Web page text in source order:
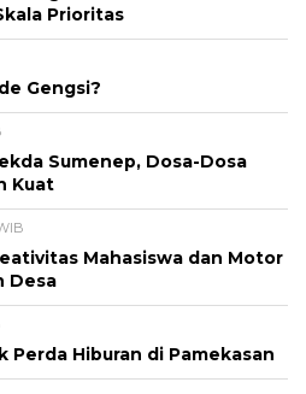
Prioritas
Gengsi?
Sumenep, Dosa-Dosa
Kuat
Mahasiswa dan Motor
Desa
Perda Hiburan di Pamekasan